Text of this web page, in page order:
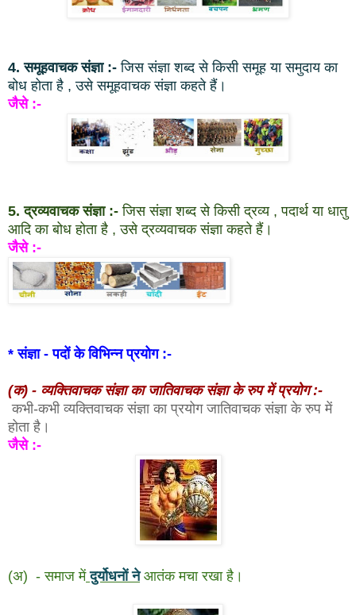
4. समूहवाचक संज्ञा :- जिस संज्ञा शब्द से किसी समूह या समुदाय का
बोध होता है , उसे समूहवाचक संज्ञा कहते हैं।
जैसे :-
5. द्रव्यवाचक संज्ञा :- जिस संज्ञा शब्द से किसी द्रव्य , पदार्थ या धातु
आदि का बोध होता है , उसे द्रव्यवाचक संज्ञा कहते हैं।
जैसे :-
* संज्ञा - पदों के विभिन्न प्रयोग :-
(क) - व्यक्तिवाचक संज्ञा का जातिवाचक संज्ञा के रुप में प्रयोग :-
कभी-कभी व्यक्तिवाचक संज्ञा का प्रयोग जातिवाचक संज्ञा के रुप में
होता है।
जैसे :-
(अ) - समाज में दुर्योधनों नेआतंक मचा रखा है।